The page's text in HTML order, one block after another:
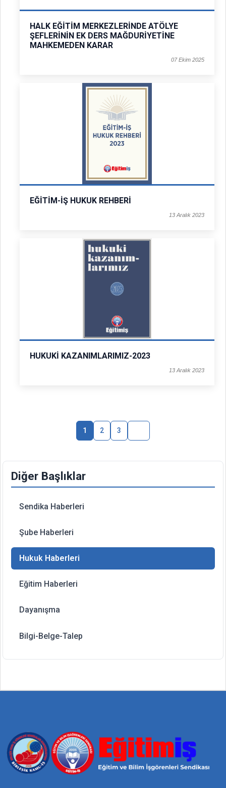
Diğer Başlıklar
Sendika Haberleri
Şube Haberleri
Hukuk Haberleri
Eğitim Haberleri
Dayanışma
Bilgi-Belge-Talep
HALK EĞİTİM MERKEZLERİNDE ATÖLYE
ŞEFLERİNİN EK DERS MAĞDURİYETİNE
MAHKEMEDEN KARAR
07 Ekim 2025
EĞİTİM-İŞ HUKUK REHBERİ
13 Aralık 2023
HUKUKİ KAZANIMLARIMIZ-2023
13 Aralık 2023
1 2 3